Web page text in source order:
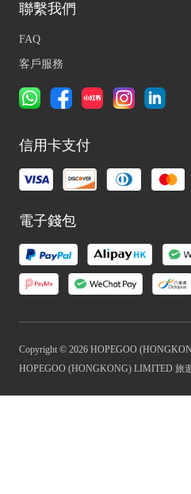
聯繫我們
FAQ
客戶服務
信用卡支付
電子錢包
Copyright © 2026 HOPEGOO
HOPEGOO (HONGKONG) LIMITED 旅